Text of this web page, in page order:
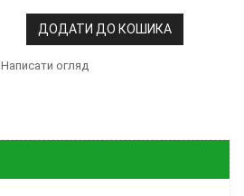
ДОДАТИ ДО КОШИКА
Написати огляд